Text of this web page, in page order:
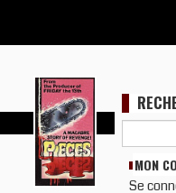
MON
Se